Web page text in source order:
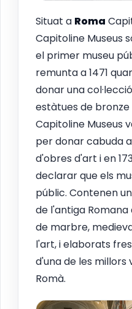
Situat a Roma
Capitoline Museus
el primer museu
remunta a 1471
donar una
estàtues de
Capitoline Museus
per donar cabuda
d'obres d'art i en
declarar que els
públic. Contenen
de l'antiga
de marbre,
l'art, i elaborats
d'una de les millors
Romà.